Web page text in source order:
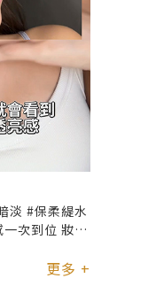
淡 #保柔緹水
更多 +